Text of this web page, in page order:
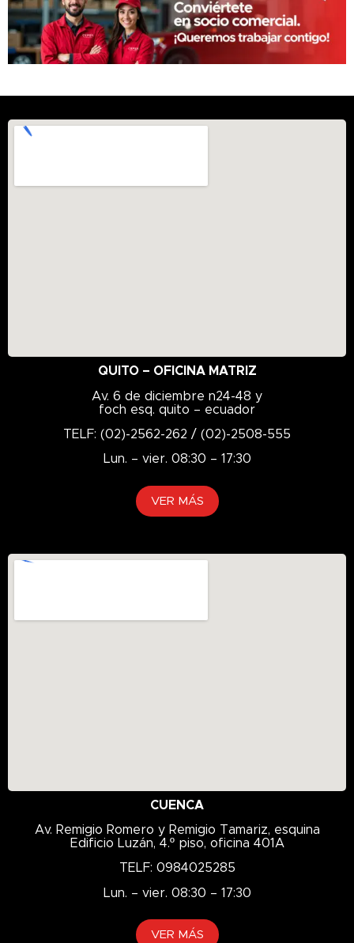
QUITO – OFICINA MATRIZ
Av. 6 de diciembre n24-48 y
foch esq. quito – ecuador
TELF: (02)-2562-262 / (02)-2508-555
Lun. – vier. 08:30 – 17:30
VER MÁS
CUENCA
Av. Remigio Romero y Remigio Tamariz, esquina
Edificio Luzán, 4.º piso, oficina 401A
TELF: 0984025285
Lun. – vier. 08:30 – 17:30
VER MÁS